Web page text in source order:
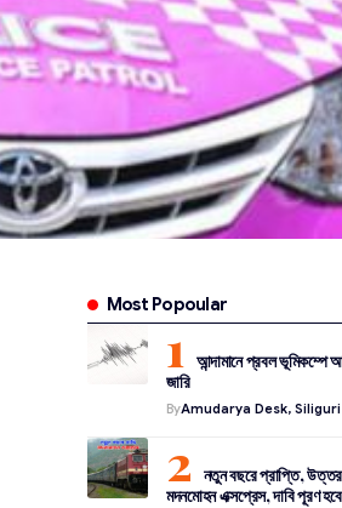
Most Popoular
আন্দামানে প্রবল ভূমিকম্পে
জারি
ByAmudarya Desk, Siliguri
নতুন বছরে প্রাপ্তি,
মদনমোহন এক্সপ্রেস, দাবি পূরণ